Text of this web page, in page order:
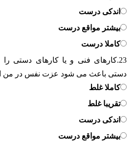
اندکی درست
بیشتر مواقع درست
کاملا درست
23. کارهای فنی و یا کارهای دستی
دستی باعث می شود عزت نفس در من
کاملا غلط
تقریبا غلط
اندکی درست
بیشتر مواقع درست